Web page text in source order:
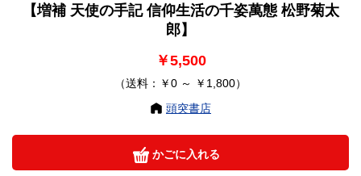
【増補 天使の手記 信仰生活の千姿萬態 松野菊太
郎】
￥5,500
（送料：￥0 ～ ￥1,800）
頭突書店
かごに入れる